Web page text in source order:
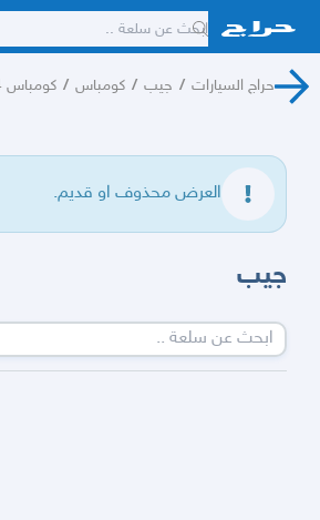
حراج السيارات / جيب / كومباس / كومباس 2014
العرض محذوف او قديم.
جيب